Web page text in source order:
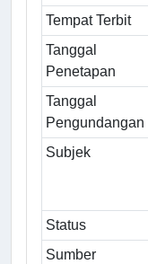
Tempat Terbit
Tanggal
Penetapan
Tanggal
Pengundangan
Subjek
Status
Sumber